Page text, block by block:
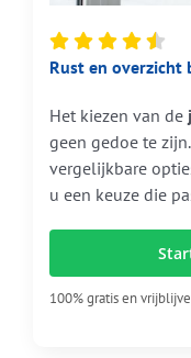
Rust en overzicht
Het kiezen van de
geen gedoe te
vergelijkbare
u een keuze die
100% gratis en